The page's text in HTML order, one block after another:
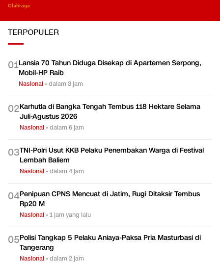
Olahraga
TERPOPULER
01Lansia 70 Tahun Diduga Disekap di Apartemen Serpong,
Mobil-HP Raib
Nasional •dalam 3 jam
02Karhutla di Bangka Tengah Tembus 118 Hektare Selama
Juli-Agustus 2026
Nasional •dalam 6 jam
03TNI-Polri Usut KKB Pelaku Penembakan Warga di Festival
Lembah Baliem
Nasional •dalam 4 jam
04Penipuan CPNS Mencuat di Jatim, Rugi Ditaksir Tembus
Rp20 M
Nasional •1 jam yang lalu
05Polisi Tangkap 5 Pelaku Aniaya-Paksa Pria Masturbasi di
Tangerang
Nasional •dalam 2 jam